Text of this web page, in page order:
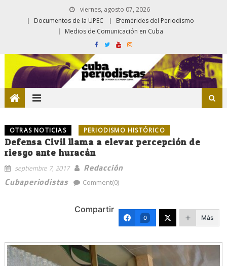
viernes, agosto 07, 2026
Documentos de la UPEC
Efemérides del Periodismo
Medios de Comunicación en Cuba
OTRAS NOTICIAS PERIODISMO HISTÓRICO
Defensa Civil llama a elevar percepción de
riesgo ante huracán
septiembre 7, 2017
Redacción
Cubaperiodistas
Comment(0)
Compartir
0 Más